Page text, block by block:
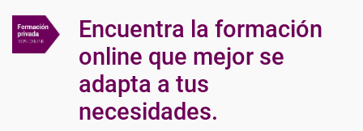
Encuentra la formación
online que mejor se
adapta a tus
necesidades.